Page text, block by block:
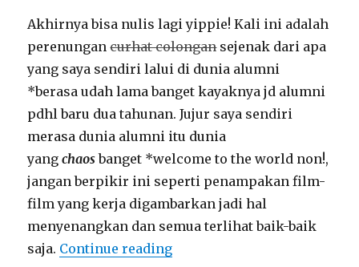
Akhirnya bisa nulis lagi yippie! Kali ini adalah
perenungancurhat colongansejenak dari apa
yang saya sendiri lalui di dunia alumni
*berasa udah lama banget kayaknya jd alumni
pdhl baru dua tahunan. Jujur saya sendiri
merasa dunia alumni itu dunia
yangchaosbanget *welcome to the world non!,
jangan berpikir ini seperti penampakan film-
film yang kerja digambarkan jadi hal
menyenangkan dan semua terlihat baik-baik
saja. Continue reading“Be kind to people but